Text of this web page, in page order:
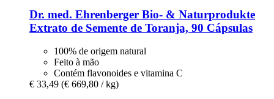
Dr. med. Ehrenberger Bio- & Naturprodukte
Extrato de Semente de Toranja, 90 Cápsulas
100% de origem natural
Feito à mão
Contém flavonoides e vitamina C
€ 33,49 (€ 669,80 / kg)